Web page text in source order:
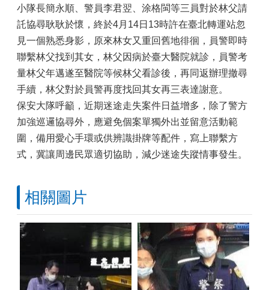
小隊長簡永順、警員李君翌、涂格閩等三員對於林父請
託協尋耿耿於懷，終於4月14日13時許在臺北轉運站忽
見一個熟悉身影，原來林女又重回舊地徘徊，員警即時
聯繫林父找到其女，林父因病於臺大醫院就診，員警考
量林父年邁遂至醫院等候林父看診後，再同返辦理撤尋
手續，林父對於員警再度找回其女再三表達謝意。
保安大隊呼籲，近期迷途走失案件日益增多，除了警方
加強巡邏協尋外，應避免個案單獨外出並留意活動範
圍，備用愛心手環或供辨識掛牌等配件，寫上聯繫方
式，冀讓周邊民眾適切協助，減少迷途失蹤情事發生。
相關圖片